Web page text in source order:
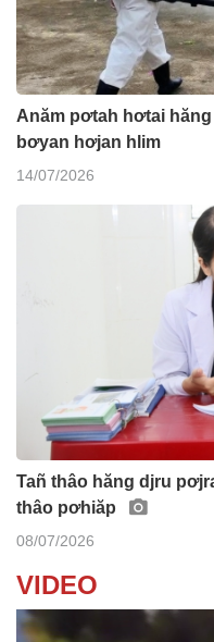
Anăm pơtah hơtai
bơyan hơjan hlim
14/07/2026
Tañ thâo hăng djru
thâo pơhiăp
08/07/2026
VIDEO